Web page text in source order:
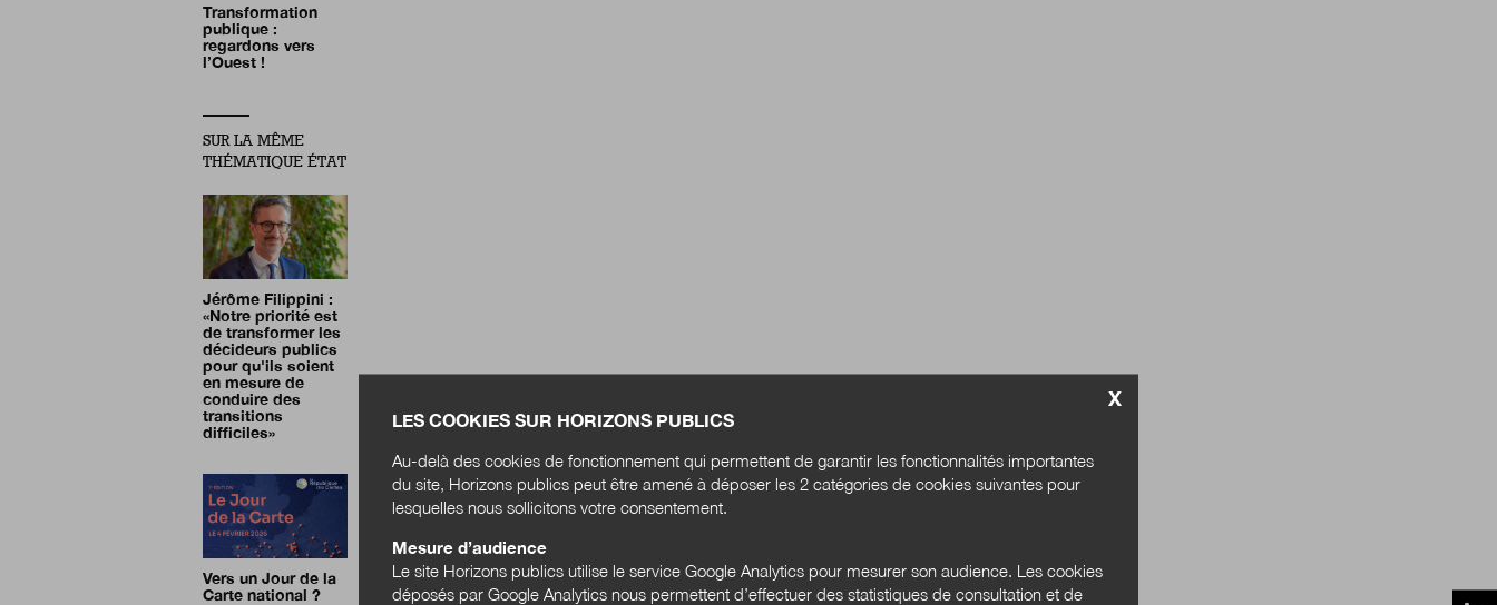
Transformation
publique :
regardons vers
l’Ouest !
SUR LA MÊME
THÉMATIQUE ÉTAT
Jérôme Filippini :
«Notre priorité est
de transformer les
décideurs publics
pour qu'ils soient
en mesure de
conduire des
transitions
difficiles»
Vers un Jour de la
Carte national ?
X
LES COOKIES SUR HORIZONS PUBLICS
Au-delà des cookies de fonctionnement qui permettent de garantir les fonctionnalités importantes
du site, Horizons publics peut être amené à déposer les 2 catégories de cookies suivantes pour
lesquelles nous sollicitons votre consentement.
Mesure d’audience
Le site Horizons publics utilise le service Google Analytics pour mesurer son audience. Les cookies
déposés par Google Analytics nous permettent d’effectuer des statistiques de consultation et de